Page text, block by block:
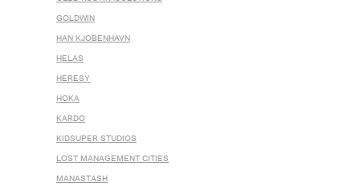
GOLDWIN
HAN KJOBENHAVN
HELAS
HERESY
HOKA
KARDO
KIDSUPER STUDIOS
LOST MANAGEMENT CITIES
MANASTASH